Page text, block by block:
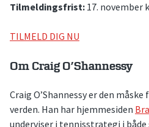
Tilmeldingsfrist: 17. november
TILMELD DIG NU
Om Craig O’Shannessy
Craig O’Shannessy er den
verden. Han har hjemmesiden
underviser i tennisstrategi i